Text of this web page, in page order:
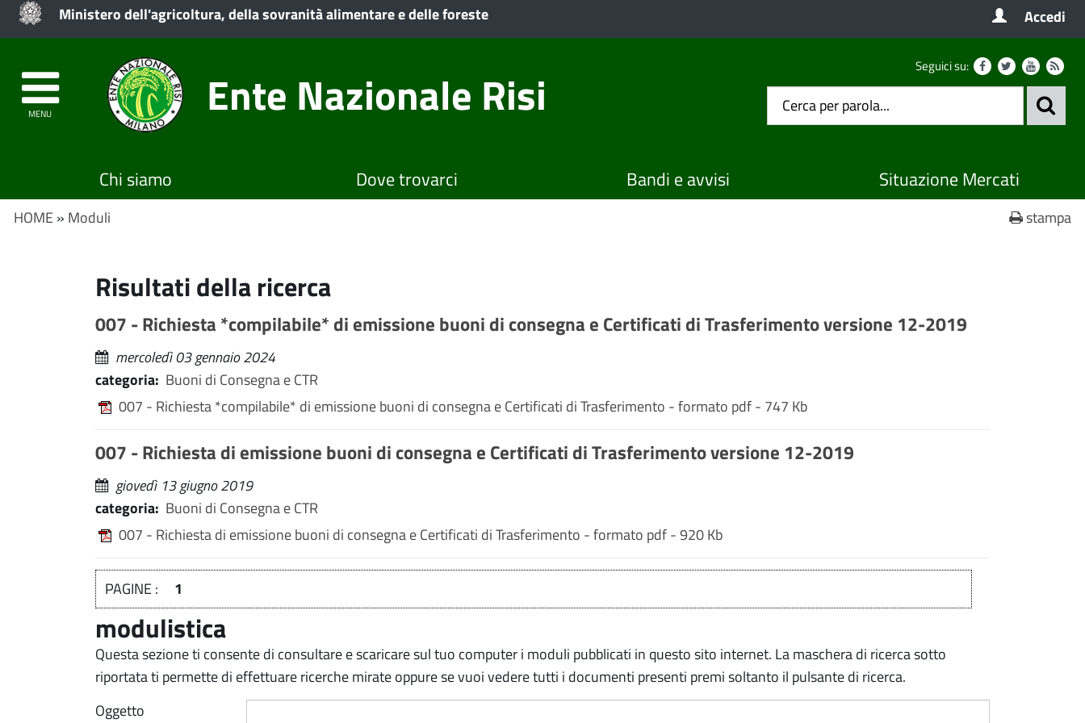
Ministero dell'agricoltura, della sovranità alimentare e delle foreste Accedi
MENU Ente Nazionale Risi Seguici su:
Chi siamo Dove trovarci Bandi e avvisi Situazione Mercati
HOME » Moduli stampa
Risultati della ricerca
007 - Richiesta *compilabile* di emissione buoni di consegna e Certificati di Trasferimento versione 12-2019
mercoledì 03 gennaio 2024
categoria: Buoni di Consegna e CTR
007 - Richiesta *compilabile* di emissione buoni di consegna e Certificati di Trasferimento - formato pdf - 747 Kb
007 - Richiesta di emissione buoni di consegna e Certificati di Trasferimento versione 12-2019
giovedì 13 giugno 2019
categoria: Buoni di Consegna e CTR
007 - Richiesta di emissione buoni di consegna e Certificati di Trasferimento - formato pdf - 920 Kb
PAGINE : 1
modulistica
Questa sezione ti consente di consultare e scaricare sul tuo computer i moduli pubblicati in questo sito internet. La maschera di ricerca sotto
riportata ti permette di effettuare ricerche mirate oppure se vuoi vedere tutti i documenti presenti premi soltanto il pulsante di ricerca.
Oggetto